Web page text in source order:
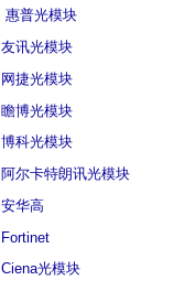
惠普光模块
友讯光模块
网捷光模块
瞻博光模块
博科光模块
阿尔卡特朗讯光模块
安华高
Fortinet
Ciena光模块